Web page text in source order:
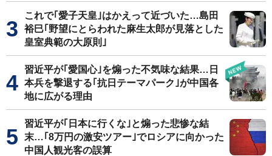
これで｢愛子天皇｣はかえって近づいた…島田
裕巳｢野望にとらわれた麻生太郎が見落とした
皇室典範の大原則｣
習近平が｢愛国心｣を煽った不気味な結果…日
本兵を撃退する｢抗日テーマパーク｣が中国各
地に広がる理由
習近平が｢日本に行くな｣と煽った悲惨な結
末…｢8万円の激安ツアー｣でロシアに向かった
中国人観光客の誤算